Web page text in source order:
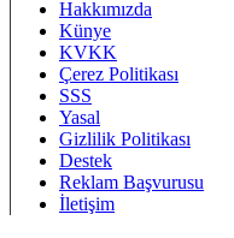
Hakkımızda
Künye
KVKK
Çerez Politikası
SSS
Yasal
Gizlilik Politikası
Destek
Reklam Başvurusu
İletişim